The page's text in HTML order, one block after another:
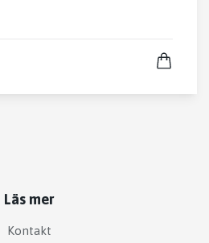
Läs mer
Kontakt